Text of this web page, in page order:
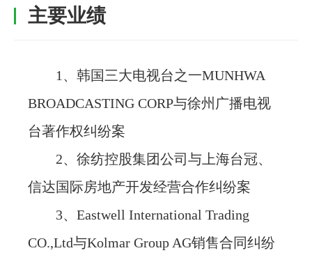
茂通动态
茂通帮你
法治体检
联系我们
主要业绩
1、韩国三大电视台之一MUNHWA
BROADCASTING CORP与徐州广播电视
台著作权纠纷案
2、徐纺控股集团公司与上海台冠、
信达国际房地产开发经营合作纠纷案
3、Eastwell International Trading
CO.,Ltd与Kolmar Group AG销售合同纠纷